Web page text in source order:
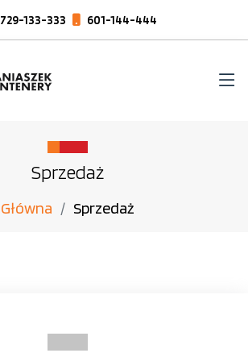
729-133-333 601-144-444
Sprzedaż
Główna Sprzedaż